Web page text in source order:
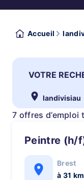
Accueil
VOTRE
landivisiau
7 offres d’emploi
Peintre (h/
Brest
à 31 km